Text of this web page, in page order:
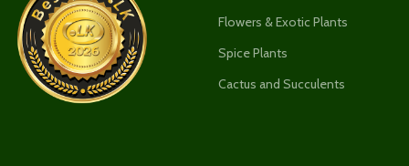
Flowers & Exotic Plants
Spice Plants
Cactus and Succulents